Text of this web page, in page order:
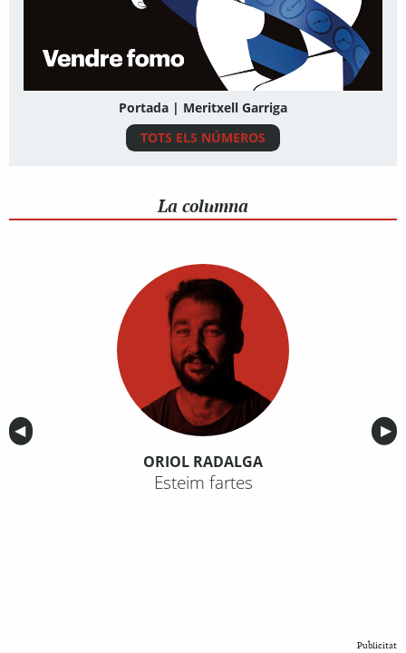
Portada | Meritxell Garriga
TOTS ELS NÚMEROS
La columna
Anterior
◀︎ ▶︎
ORIOL RADALGA
Esteim fartes
Publicitat